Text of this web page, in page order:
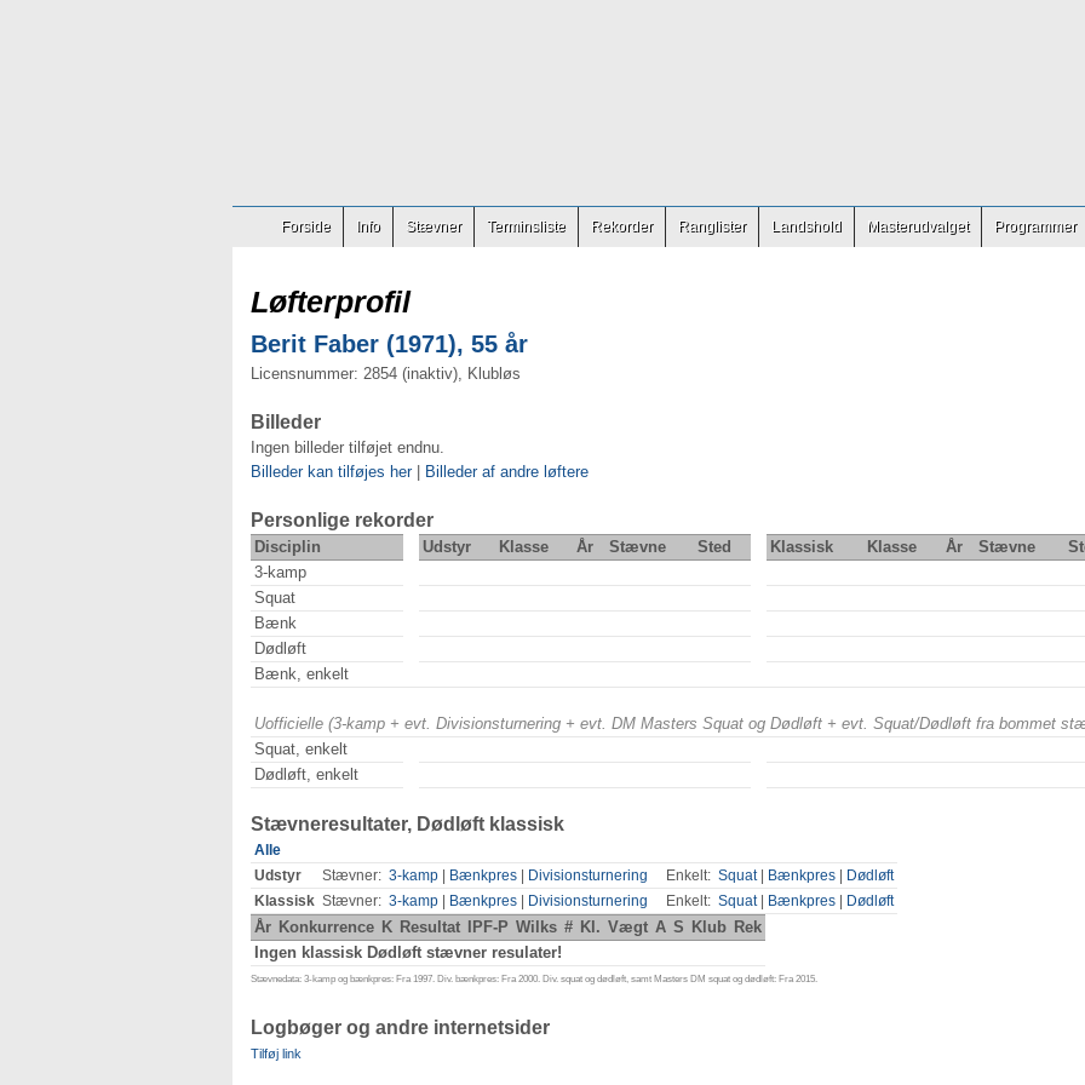
Forside Info Stævner Terminsliste Rekorder Ranglister Landshold Masterudvalget Programmer
Løfterprofil
Berit Faber (1971), 55 år
Licensnummer: 2854 (inaktiv), Klubløs
Billeder
Ingen billeder tilføjet endnu.
Billeder kan tilføjes her| Billeder af andre løftere
Personlige rekorder
Disciplin Udstyr Klasse År Stævne Sted Klassisk Klasse År Stævne
3-kamp
Squat
Bænk
Dødløft
Bænk, enkelt
Uofficielle (3-kamp + evt. Divisionsturnering + evt. DM Masters Squat og Dødløft + evt. Squat/Dødløft fra bommet
Squat, enkelt
Dødløft, enkelt
Stævneresultater, Dødløft klassisk
Alle
Udstyr
Stævner: 3-kamp Bænkpres Divisionsturnering Enkelt: Squat| Bænkpres
Dødløft
Klassisk Stævner: 3-kamp Bænkpres Divisionsturnering Enkelt: Squat| Bænkpres Dødløft
År Konkurrence K Resultat IPF-P Wilks # Kl. Vægt A S Klub Rek
Ingen klassisk Dødløft stævner resulater!
Stævnedata: 3-kamp og bænkpres: Fra 1997. Div. bænkpres: Fra 2000. Div. squat og dødløft, samt Masters DM squat og dødløft: Fra 2015.
Logbøger og andre internetsider
Tilføj link